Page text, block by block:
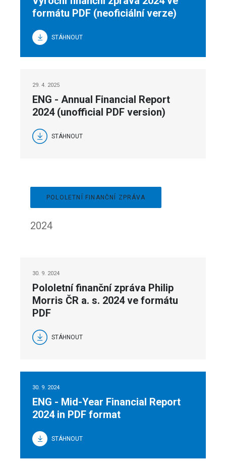
formátu PDF (neoficiální verze)
STÁHNOUT
29. 4. 2025
ENG - Annual Financial Report
2024 (unofficial PDF version)
STÁHNOUT
2024
POLOLETNÍ FINANČNÍ ZPRÁVA
30. 9. 2024
Pololetní finanční zpráva Philip
Morris ČR a. s. 2024 ve formátu
PDF
STÁHNOUT
30. 9. 2024
ENG - Mid-Year Financial Report
2024 in PDF format
STÁHNOUT